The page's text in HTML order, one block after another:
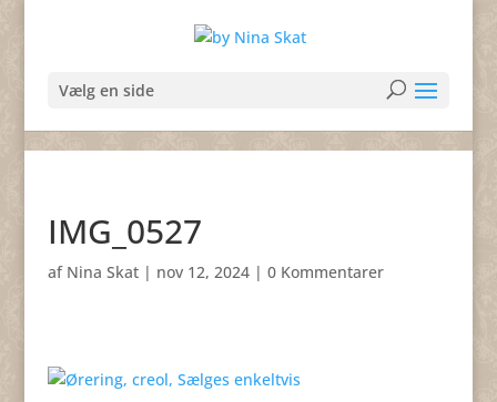
Vælg en side
IMG_0527
af Nina Skat| nov 12, 2024| 0 Kommentarer